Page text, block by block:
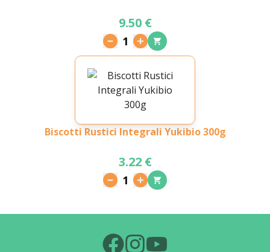
9.50 €
1
Biscotti Rustici Integrali Yukibio 300g
3.22 €
1